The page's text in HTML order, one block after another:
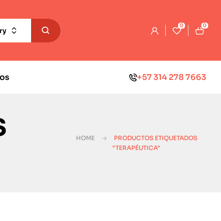
0 0
+57 314 278 7663
HOME
PRODUCTOS ETIQUETADOS
“TERAPÉUTICA”